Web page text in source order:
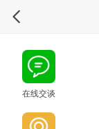
在线交谈